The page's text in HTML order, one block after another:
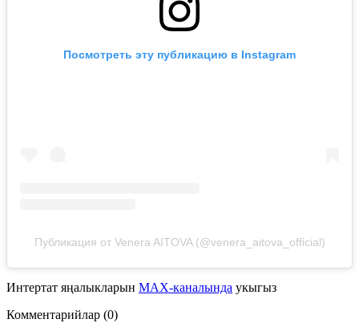
Посмотреть эту публикацию в Instagram
Публикация от Venera AITOVA (@venera_aitova_official)
Интертат яңалыкларын MAX-каналында укыгыз
Комментарийлар (0)